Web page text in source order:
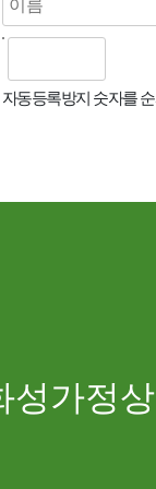
자동등록방지 숫자를
성가정